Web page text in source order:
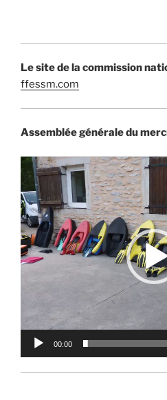
Le site de la commission
ffessm.com
Assemblée générale du
Lecteur
vidéo
00:00